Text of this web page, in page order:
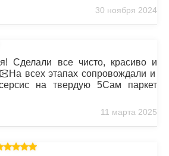
30 ноября 2024
Сделали все чисто, красиво и
всех этапах сопровождали и
серсис на твердую 5Сам паркет
11 марта 2025